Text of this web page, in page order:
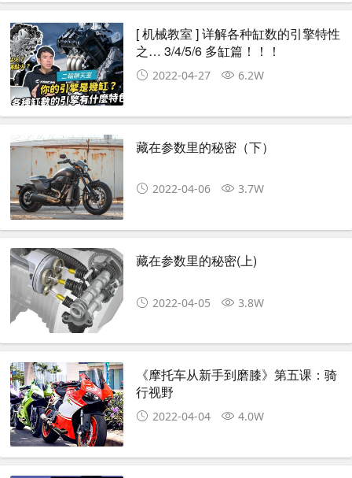
[ 机械教室 ] 详解各种缸数的引擎特性
之… 3/4/5/6 多缸篇！！！
2022-04-27 6.2W
藏在参数里的秘密（下）
2022-04-06 3.7W
藏在参数里的秘密(上)
2022-04-05 3.8W
《摩托车从新手到磨膝》第五课：骑
行视野
2022-04-04 4.0W